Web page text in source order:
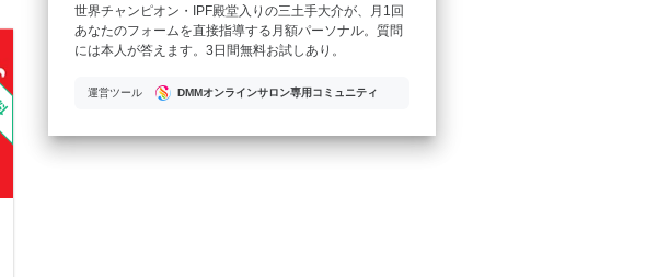
世界チャンピオン・IPF殿堂入りの三土手大介が、月1回
あなたのフォームを直接指導する月額パーソナル。質問
には本人が答えます。3日間無料お試しあり。
運営ツール DMMオンラインサロン専用コミュニティ